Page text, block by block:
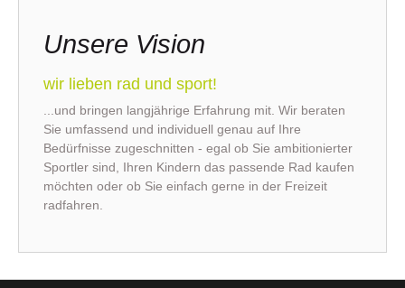
Unsere Vision
wir lieben rad und sport!
...und bringen langjährige Erfahrung mit. Wir beraten
Sie umfassend und individuell genau auf Ihre
Bedürfnisse zugeschnitten - egal ob Sie ambitionierter
Sportler sind, Ihren Kindern das passende Rad kaufen
möchten oder ob Sie einfach gerne in der Freizeit
radfahren.